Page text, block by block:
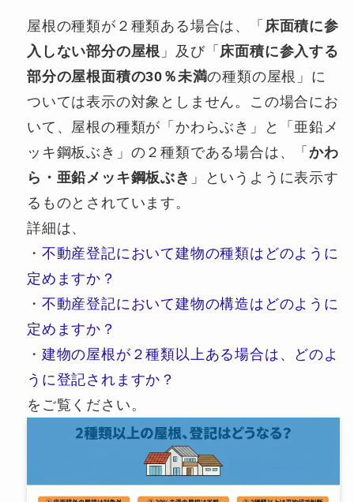
屋根の種類が２種類ある場合は、「 床面積に参
入しない部分の屋根 」及び「 床面積に参入する
部分の屋根面積の30％未満の種類の屋根」に
ついては表示の対象としません。この場合にお
いて、屋根の種類が「かわらぶき」と「亜鉛メ
ッキ鋼板ぶき」の２種類である場合は、「かわ
ら・亜鉛メッキ鋼板ぶき 」というように表示す
るものとされています。
詳細は、
・ 不動産登記において建物の種類はどのように
定めますか？
・ 不動産登記において建物の構造はどのように
定めますか？
・ 建物の屋根が２種類以上ある場合は、どのよ
うに登記されますか？
をご覧ください。